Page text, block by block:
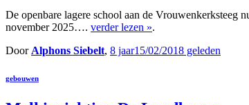
De openbare lagere school aan de Vrouwenkerksteeg
november 2025…. verder lezen ».
Door Alphons Siebelt, 8 jaar15/02/2018 geleden
gebouwen